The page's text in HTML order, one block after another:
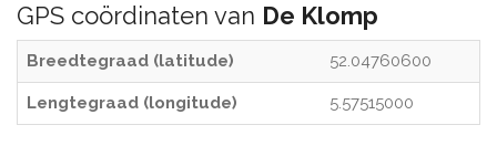
GPS coördinaten van De Klomp
Breedtegraad (latitude) 52.04760600
Lengtegraad (longitude) 5.57515000